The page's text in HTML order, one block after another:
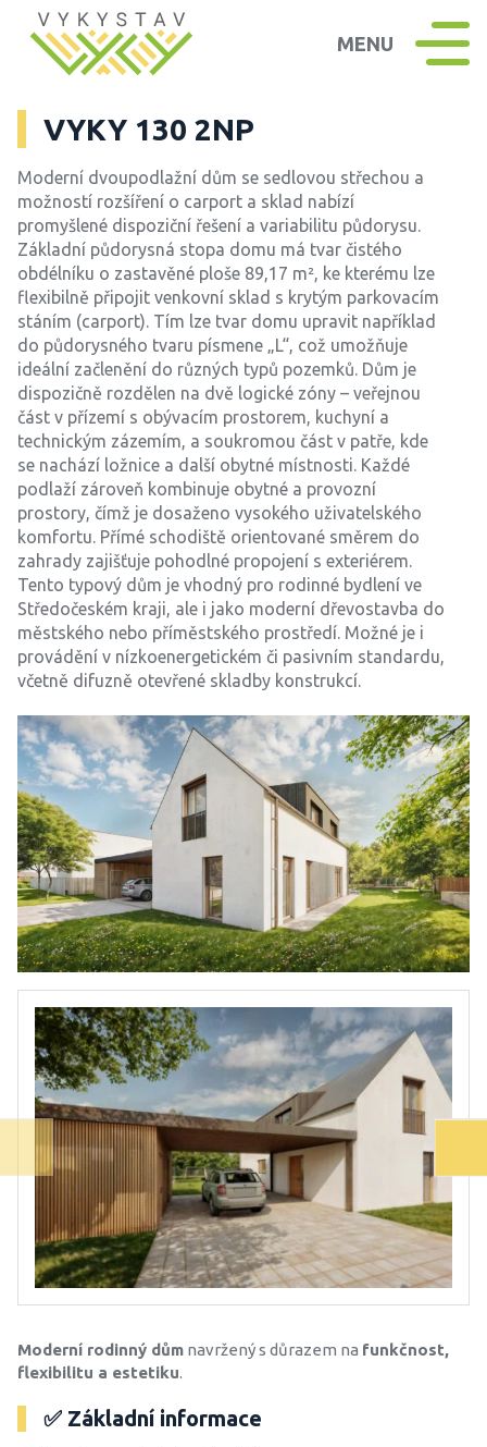
MENU
VYKY 130 2NP
Moderní dvoupodlažní dům se sedlovou střechou a
možností rozšíření o carport a sklad nabízí
promyšlené dispoziční řešení a variabilitu půdorysu.
Základní půdorysná stopa domu má tvar čistého
obdélníku o zastavěné ploše 89,17 m², ke kterému lze
flexibilně připojit venkovní sklad s krytým parkovacím
stáním (carport). Tím lze tvar domu upravit například
do půdorysného tvaru písmene „L“, což umožňuje
ideální začlenění do různých typů pozemků. Dům je
dispozičně rozdělen na dvě logické zóny – veřejnou
část v přízemí s obývacím prostorem, kuchyní a
technickým zázemím, a soukromou část v patře, kde
se nachází ložnice a další obytné místnosti. Každé
podlaží zároveň kombinuje obytné a provozní
prostory, čímž je dosaženo vysokého uživatelského
komfortu. Přímé schodiště orientované směrem do
zahrady zajišťuje pohodlné propojení s exteriérem.
Tento typový dům je vhodný pro rodinné bydlení ve
Středočeském kraji, ale i jako moderní dřevostavba do
městského nebo příměstského prostředí. Možné je i
provádění v nízkoenergetickém či pasivním standardu,
včetně difuzně otevřené skladby konstrukcí.
Moderní rodinný dům navržený s důrazem na funkčnost,
flexibilitu a estetiku.
✅ Základní informace